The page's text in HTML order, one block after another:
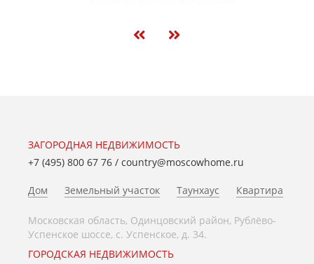
ЗАГОРОДНАЯ НЕДВИЖИМОСТЬ
+7 (495) 800 67 76 / country@moscowhome.ru
Дом Земельный участок Таунхаус Квартира
Московская область, Одинцовский район, Рублёво-
Успенское шоссе, с. Успенское, д. 34.
ГОРОДСКАЯ НЕДВИЖИМОСТЬ